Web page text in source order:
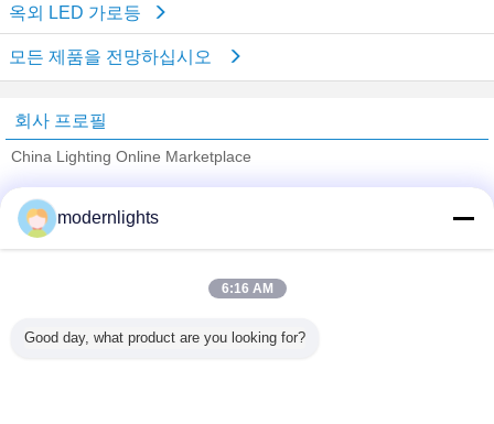
옥외 LED 가로등
모든 제품을 전망하십시오
회사 프로필
China Lighting Online Marketplace
Trust Seal
Verified Suplier
모든 제품
modernlights
6:16 AM
Good day, what product are you looking for?